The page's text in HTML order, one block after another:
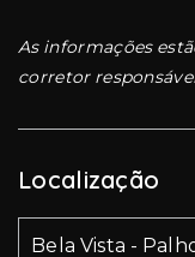
As informações
corretor
Localização
Bela Vista -